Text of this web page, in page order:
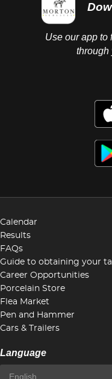
Use our app to
through
Calendar
Results
FAQs
Guide to obtaining your
Career Opportunities
Porcelain Store
Flea Market
Pen and Hammer
Cars & Trailers
Language